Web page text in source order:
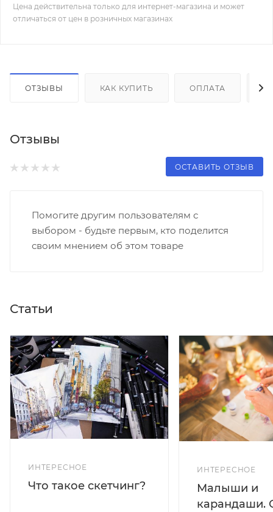
Цена действительна только для интернет-магазина и может
отличаться от цен в розничных магазинах
ОТЗЫВЫ КАК КУПИТЬ ОПЛАТА
Отзывы
ОСТАВИТЬ ОТЗЫВ
Помогите другим пользователям с
выбором - будьте первым, кто поделится
своим мнением об этом товаре
Статьи
ИНТЕРЕСНОЕ
Что такое скетчинг?
ИНТЕРЕСНОЕ
Малыши и
карандаши.